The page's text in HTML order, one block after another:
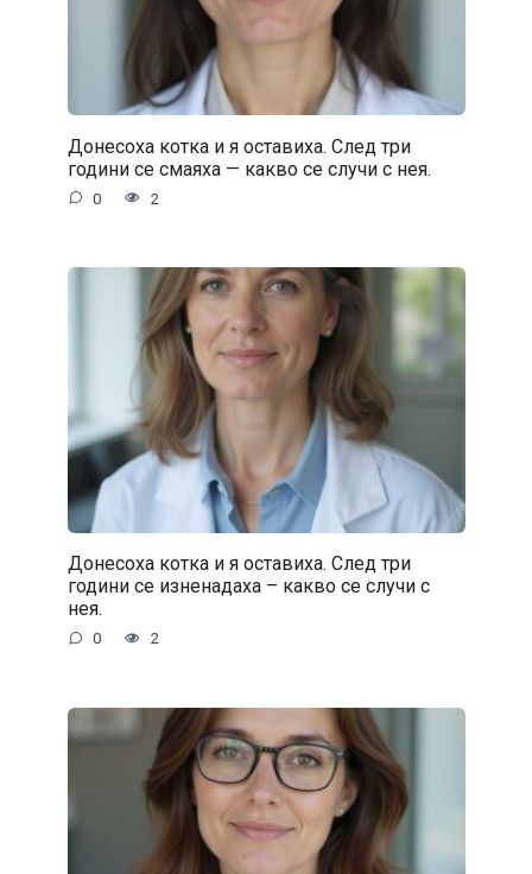
Донесоха котка и я оставиха. След три
години се смаяха — какво се случи с нея.
0 2
Донесоха котка и я оставиха. След три
години се изненадаха – какво се случи с
нея.
0 2